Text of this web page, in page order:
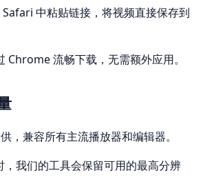
中粘贴链接，将视频直接保存到
流畅下载，无需额外应用。
，兼容所有主流播放器和编辑器。
，我们的工具会保留可用的最高分辨